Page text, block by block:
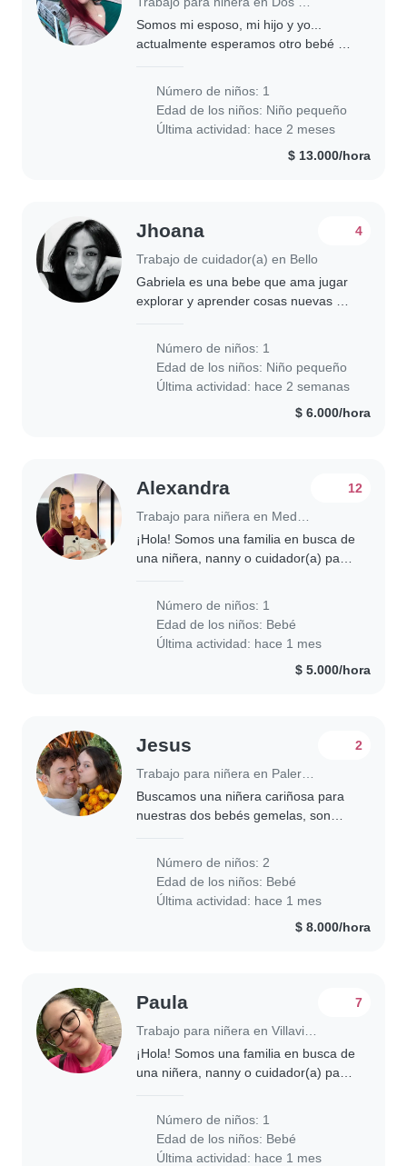
Somos mi esposo, mi hijo y yo...
actualmente esperamos otro bebé y
Número de niños: 1
Edad de los niños: Niño pequeño
Última actividad: hace 2 meses
$ 13.000/hora
Jhoana
Trabajo de cuidador(a) en Bello
4
Gabriela es una bebe que ama jugar
explorar y aprender cosas nuevas día
Número de niños: 1
Edad de los niños: Niño pequeño
Última actividad: hace 2 semanas
$ 6.000/hora
Alexandra 12
¡Hola! Somos una familia en busca de
una niñera, nanny o cuidador(a) para
pequeño/a..
Número de niños: 1
Edad de los niños: Bebé
Última actividad: hace 1 mes
$ 5.000/hora
Jesus 2
Buscamos una niñera cariñosa para
nuestras dos bebés gemelas, son
que respete..
Número de niños: 2
Edad de los niños: Bebé
Última actividad: hace 1 mes
$ 8.000/hora
Paula 7
¡Hola! Somos una familia en busca de
una niñera, nanny o cuidador(a) para
cómodo con mascotas y que disfrute
cocinar...
Número de niños: 1
Edad de los niños: Bebé
Última actividad: hace 1 mes